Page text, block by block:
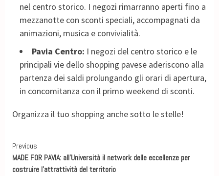
nel centro storico. I negozi rimarranno aperti fino a
mezzanotte con sconti speciali, accompagnati da
animazioni, musica e convivialità.
Pavia Centro: I negozi del centro storico e le
principali vie dello shopping pavese aderiscono alla
partenza dei saldi prolungando gli orari di apertura,
in concomitanza con il primo weekend di sconti.
Organizza il tuo shopping anche sotto le stelle!
Previous
MADE FOR PAVIA: all’Università il network delle eccellenze per
costruire l’attrattività del territorio